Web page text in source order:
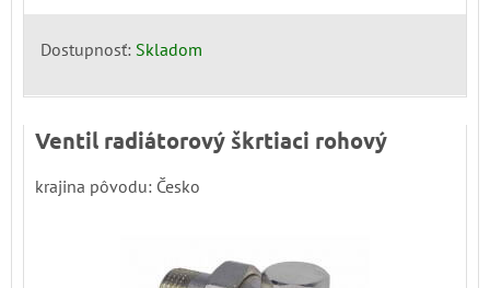
Dostupnosť: Skladom
Ventil radiátorový škrtiaci rohový
krajina pôvodu: Česko